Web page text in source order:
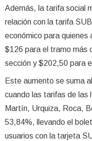
Además, la tarifa social
relación con la tarifa
económico para
$126 para el tramo más
sección y $202,50 para
Este aumento se suma
cuando las tarifas de las
Martín, Urquiza, Roca,
53,84%, llevando el
usuarios con la tarjeta